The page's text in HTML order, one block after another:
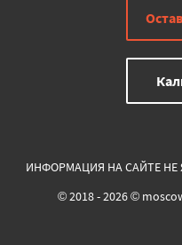
ИНФОРМАЦИЯ НА САЙТЕ
© 2018 - 2026 ©